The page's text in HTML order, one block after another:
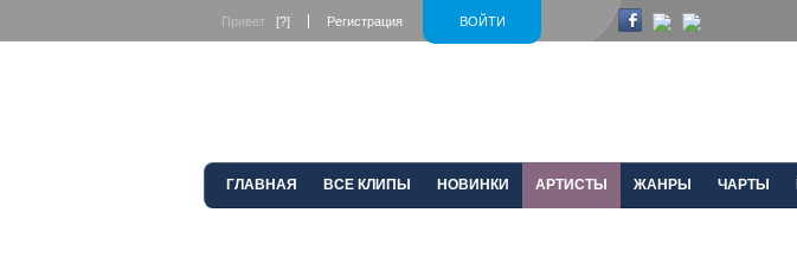
ВОЙТИ
Привет [?] Регистрация
ГЛАВНАЯ ВСЕ КЛИПЫ НОВИНКИ АРТИСТЫ ЖАНРЫ ЧАРТЫ